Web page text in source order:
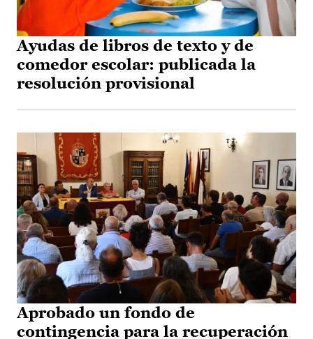
Ayudas de libros de texto y de
comedor escolar: publicada la
resolución provisional
Aprobado un fondo de
contingencia para la recuperación